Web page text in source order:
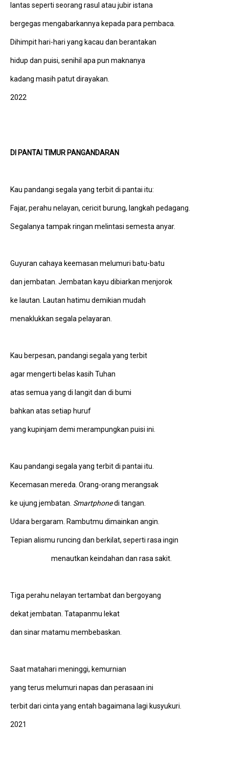
lantas seperti seorang rasul atau jubir istana
bergegas mengabarkannya kepada para pembaca.
Dihimpit hari-hari yang kacau dan berantakan
hidup dan puisi, senihil apa pun maknanya
kadang masih patut dirayakan.
2022
DI PANTAI TIMUR PANGANDARAN
Kau pandangi segala yang terbit di pantai itu:
Fajar, perahu nelayan, cericit burung, langkah pedagang.
Segalanya tampak ringan melintasi semesta anyar.
Guyuran cahaya keemasan melumuri batu-batu
dan jembatan. Jembatan kayu dibiarkan menjorok
ke lautan. Lautan hatimu demikian mudah
menaklukkan segala pelayaran.
Kau berpesan, pandangi segala yang terbit
agar mengerti belas kasih Tuhan
atas semua yang di langit dan di bumi
bahkan atas setiap huruf
yang kupinjam demi merampungkan puisi ini.
Kau pandangi segala yang terbit di pantai itu.
Kecemasan mereda. Orang-orang merangsak
ke ujung jembatan. Smartphonedi tangan.
Udara bergaram. Rambutmu dimainkan angin.
Tepian alismu runcing dan berkilat, seperti rasa ingin
menautkan keindahan dan rasa sakit.
Tiga perahu nelayan tertambat dan bergoyang
dekat jembatan. Tatapanmu lekat
dan sinar matamu membebaskan.
Saat matahari meninggi, kemurnian
yang terus melumuri napas dan perasaan ini
terbit dari cinta yang entah bagaimana lagi kusyukuri.
2021